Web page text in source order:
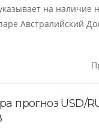
на наличие
Австралийский
прогноз USD/